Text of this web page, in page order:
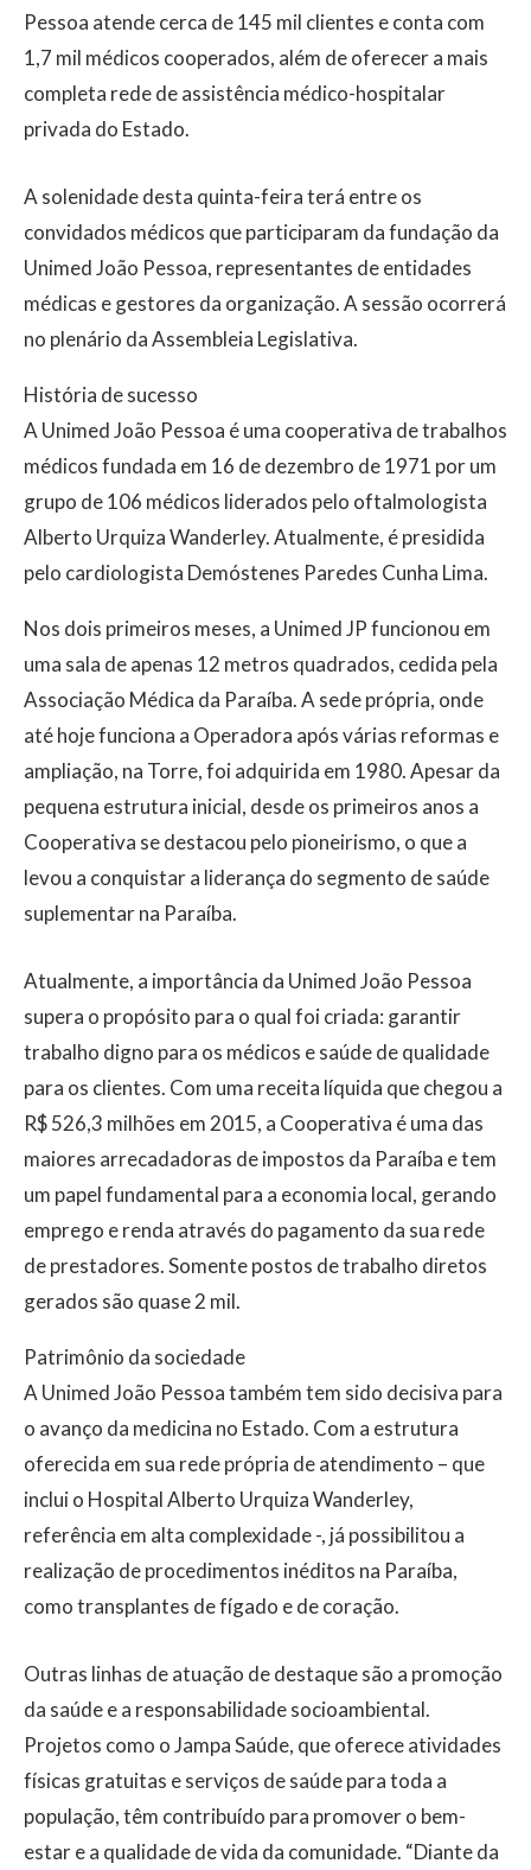
Pessoa atende cerca de 145 mil clientes e conta com
1,7 mil médicos cooperados, além de oferecer a mais
completa rede de assistência médico-hospitalar
privada do Estado.
A solenidade desta quinta-feira terá entre os
convidados médicos que participaram da fundação da
Unimed João Pessoa, representantes de entidades
médicas e gestores da organização. A sessão ocorrerá
no plenário da Assembleia Legislativa.
História de sucesso
A Unimed João Pessoa é uma cooperativa de trabalhos
médicos fundada em 16 de dezembro de 1971 por um
grupo de 106 médicos liderados pelo oftalmologista
Alberto Urquiza Wanderley. Atualmente, é presidida
pelo cardiologista Demóstenes Paredes Cunha Lima.
Nos dois primeiros meses, a Unimed JP funcionou em
uma sala de apenas 12 metros quadrados, cedida pela
Associação Médica da Paraíba. A sede própria, onde
até hoje funciona a Operadora após várias reformas e
ampliação, na Torre, foi adquirida em 1980. Apesar da
pequena estrutura inicial, desde os primeiros anos a
Cooperativa se destacou pelo pioneirismo, o que a
levou a conquistar a liderança do segmento de saúde
suplementar na Paraíba.
Atualmente, a importância da Unimed João Pessoa
supera o propósito para o qual foi criada: garantir
trabalho digno para os médicos e saúde de qualidade
para os clientes. Com uma receita líquida que chegou a
R$ 526,3 milhões em 2015, a Cooperativa é uma das
maiores arrecadadoras de impostos da Paraíba e tem
um papel fundamental para a economia local, gerando
emprego e renda através do pagamento da sua rede
de prestadores. Somente postos de trabalho diretos
gerados são quase 2 mil.
Patrimônio da sociedade
A Unimed João Pessoa também tem sido decisiva para
o avanço da medicina no Estado. Com a estrutura
oferecida em sua rede própria de atendimento – que
inclui o Hospital Alberto Urquiza Wanderley,
referência em alta complexidade -, já possibilitou a
realização de procedimentos inéditos na Paraíba,
como transplantes de fígado e de coração.
Outras linhas de atuação de destaque são a promoção
da saúde e a responsabilidade socioambiental.
Projetos como o Jampa Saúde, que oferece atividades
físicas gratuitas e serviços de saúde para toda a
população, têm contribuído para promover o bem-
estar e a qualidade de vida da comunidade. “Diante da